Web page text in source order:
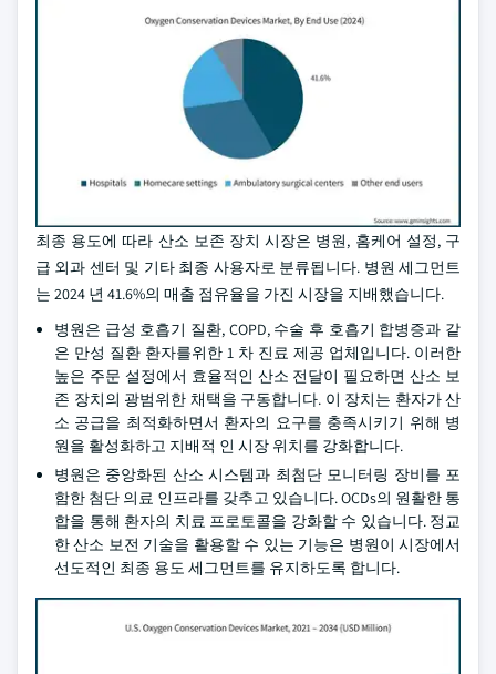
최종 용도에 따라 산소 보존 장치 시장은 병원, 홈케어 설정, 구
급 외과 센터 및 기타 최종 사용자로 분류됩니다. 병원 세그먼트
는 2024 년 41.6%의 매출 점유율을 가진 시장을 지배했습니다.
병원은 급성 호흡기 질환, COPD, 수술 후 호흡기 합병증과 같
은 만성 질환 환자를위한 1 차 진료 제공 업체입니다. 이러한
높은 주문 설정에서 효율적인 산소 전달이 필요하면 산소 보
존 장치의 광범위한 채택을 구동합니다. 이 장치는 환자가 산
소 공급을 최적화하면서 환자의 요구를 충족시키기 위해 병
원을 활성화하고 지배적 인 시장 위치를 강화합니다.
병원은 중앙화된 산소 시스템과 최첨단 모니터링 장비를 포
함한 첨단 의료 인프라를 갖추고 있습니다. OCDs의 원활한 통
합을 통해 환자의 치료 프로토콜을 강화할 수 있습니다. 정교
한 산소 보전 기술을 활용할 수 있는 기능은 병원이 시장에서
선도적인 최종 용도 세그먼트를 유지하도록 합니다.